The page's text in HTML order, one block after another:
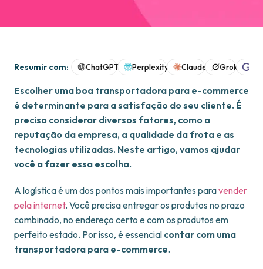
Resumir com: ChatGPT Perplexity Claude Grok
Escolher uma boa transportadora para e-commerce
é determinante para a satisfação do seu cliente. É
preciso considerar diversos fatores, como a
reputação da empresa, a qualidade da frota e as
tecnologias utilizadas. Neste artigo, vamos ajudar
você a fazer essa escolha.
A logística é um dos pontos mais importantes paravender
pela internet. Você precisa entregar os produtos no prazo
combinado, no endereço certo e com os produtos em
perfeito estado. Por isso, é essencial contar com uma
transportadora para e-commerce.